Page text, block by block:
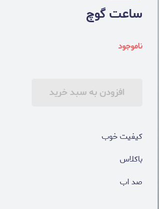
ساعت گوچ
ناموجود
افزودن به سبد خرید
کیفیت خوب
باکلاس
صد اب